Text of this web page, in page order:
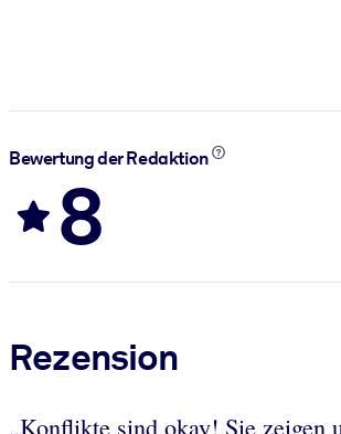
Bewertung der Redaktion
8
Rezension
„Konflikte sind okay! Sie zeigen